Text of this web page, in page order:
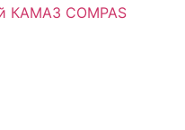
КАМАЗ COMPAS